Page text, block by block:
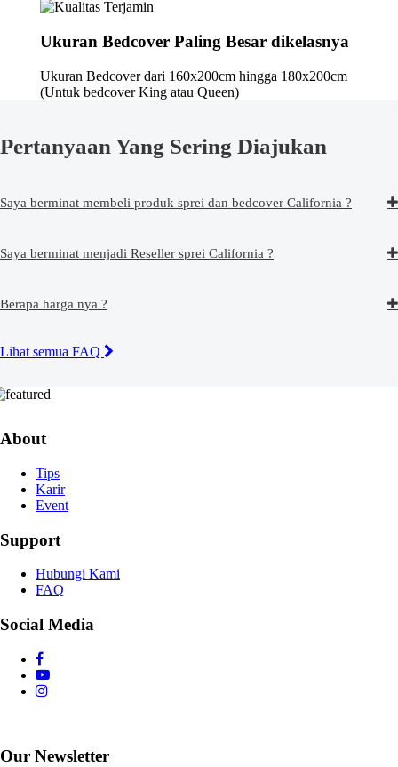
Ukuran Bedcover Paling Besar dikelasnya
Ukuran Bedcover dari 160x200cm hingga 180x200cm
(Untuk bedcover King atau Queen)
Pertanyaan Yang Sering Diajukan
Saya berminat membeli produk sprei dan bedcover California ?
Saya berminat menjadi Reseller sprei California ?
Berapa harga nya ?
Lihat semua FAQ
About
Tips
Karir
Event
Support
Hubungi Kami
FAQ
Social Media
Our Newsletter